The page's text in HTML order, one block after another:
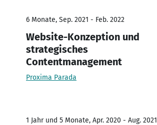
6 Monate, Sep. 2021 - Feb. 2022
Website-Konzeption und
strategisches
Contentmanagement
Proxima Parada
1 Jahr und 5 Monate, Apr. 2020 - Aug. 2021